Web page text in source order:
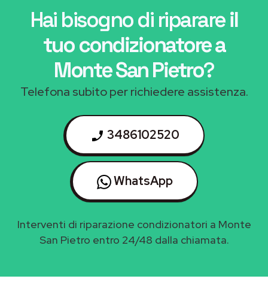
Hai bisogno di riparareil
tuo condizionatore a
Monte San Pietro?
Telefona subito per richiedere assistenza.
3486102520
WhatsApp
Interventi di riparazione condizionatori a Monte
San Pietro entro 24/48 dalla chiamata.